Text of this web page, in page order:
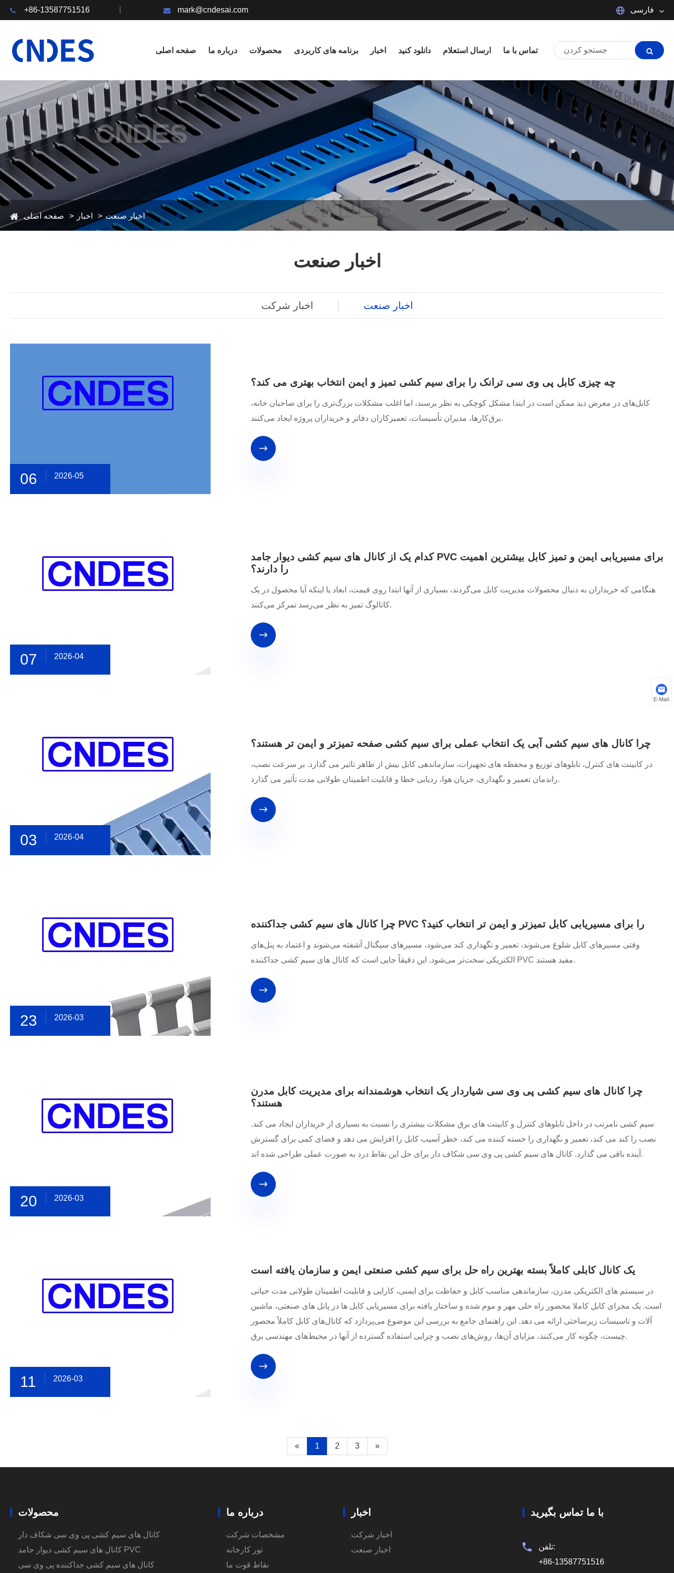
+86-13587751516 mark@cndesai.com فارسی
русский Français 日本語
Nederlands ภาษาไทย Polski
한국어
Svenska magyar
বাংলা ভাষার Suomi
हिन्दी Pilipino Türkçe
Gaeilge العربية
تمل český
नेपाली Burmese български
ລາວ Latine Қазақша
Română Slovenski मराठी
Srpski језик
صفحه اصلی درباره ما محصولات برنامه های کاربردی اخبار دانلود کنید ارسال استعلام تماس با ما
صفحه اصلی اخبار اخبار صنعت
اخبار صنعت
اخبار شرکت اخبار صنعت
06 2026-05
چه چیزی کابل پی وی سی ترانک را برای سیم کشی تمیز و ایمن انتخاب بهتری می کند؟
کابل‌های در معرض دید ممکن است در ابتدا مشکل کوچکی به نظر برسند، اما اغلب مشکلات بزرگ‌تری را برای صاحبان خانه،
برق‌کارها، مدیران تأسیسات، تعمیرکاران دفاتر و خریداران پروژه ایجاد می‌کنند.

07 2026-04
کدام یک از کانال های سیم کشی دیوار جامد PVC برای مسیریابی ایمن و تمیز کابل بیشترین اهمیت
را دارند؟
هنگامی که خریداران به دنبال محصولات مدیریت کابل می‌گردند، بسیاری از آنها ابتدا روی قیمت، ابعاد یا اینکه آیا محصول در یک
کاتالوگ تمیز به نظر می‌رسد تمرکز می‌کنند.

03 2026-04
چرا کانال های سیم کشی آبی یک انتخاب عملی برای سیم کشی صفحه تمیزتر و ایمن تر هستند؟
در کابینت های کنترل، تابلوهای توزیع و محفظه های تجهیزات، سازماندهی کابل بیش از ظاهر تاثیر می گذارد. بر سرعت نصب،
راندمان تعمیر و نگهداری، جریان هوا، ردیابی خطا و قابلیت اطمینان طولانی مدت تأثیر می گذارد.

23 2026-03
چرا کانال های سیم کشی جداکننده PVC را برای مسیریابی کابل تمیزتر و ایمن تر انتخاب کنید؟
وقتی مسیرهای کابل شلوغ می‌شوند، تعمیر و نگهداری کند می‌شود، مسیرهای سیگنال آشفته می‌شوند و اعتماد به پنل‌های
الکتریکی سخت‌تر می‌شود. این دقیقاً جایی است که کانال های سیم کشی جداکننده PVC مفید هستند.

20 2026-03
چرا کانال های سیم کشی پی وی سی شیاردار یک انتخاب هوشمندانه برای مدیریت کابل مدرن
هستند؟
سیم کشی نامرتب در داخل تابلوهای کنترل و کابینت های برق مشکلات بیشتری را نسبت به بسیاری از خریداران ایجاد می کند.
نصب را کند می کند، تعمیر و نگهداری را خسته کننده می کند، خطر آسیب کابل را افزایش می دهد و فضای کمی برای گسترش
آینده باقی می گذارد. کانال های سیم کشی پی وی سی شکاف دار برای حل این نقاط درد به صورت عملی طراحی شده اند.

11 2026-03
یک کانال کابلی کاملاً بسته بهترین راه حل برای سیم کشی صنعتی ایمن و سازمان یافته است
در سیستم های الکتریکی مدرن، سازماندهی مناسب کابل و حفاظت برای ایمنی، کارایی و قابلیت اطمینان طولانی مدت حیاتی
است. یک مجرای کابل کاملا محصور راه حلی مهر و موم شده و ساختار یافته برای مسیریابی کابل ها در پانل های صنعتی، ماشین
آلات و تاسیسات زیرساختی ارائه می دهد. این راهنمای جامع به بررسی این موضوع می‌پردازد که کانال‌های کابل کاملاً محصور
چیست، چگونه کار می‌کنند، مزایای آن‌ها، روش‌های نصب و چرایی استفاده گسترده از آنها در محیط‌های مهندسی برق.

« 1 2 3 »
محصولات
کانال های سیم کشی پی وی سی شکاف دار
کانال های سیم کشی دیوار جامد PVC
کانال های سیم کشی جداکننده پی وی سی
درباره ما
مشخصات شرکت
تور کارخانه
نقاط قوت ما
اخبار
اخبار شرکت
اخبار صنعت
با ما تماس بگیرید
تلفن:
+86-13587751516
E-Mail